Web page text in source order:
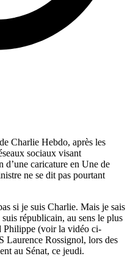
Charlie Hebdo, après les
sociaux visant
d’une caricature en Une de
ne se dit pas pourtant
si je suis Charlie. Mais je sais
républicain, au sens le plus
Philippe (voir la vidéo ci-
Laurence Rossignol, lors des
au Sénat, ce jeudi.